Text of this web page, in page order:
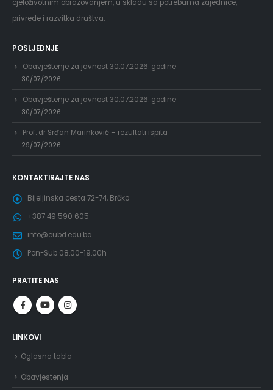
cjeloživotnim obrazovanjem, u skladu sa potrebama zajednice,
privrede i razvitka društva.
POSLJEDNJE
Obavještenje za javnost 30.07.2026. godine
30/07/2026
Obavještenje za javnost 30.07.2026. godine
30/07/2026
Prof. dr Srđan Marinković – rezultati ispita
29/07/2026
KONTAKTIRAJTE NAS
Bijeljinska cesta 72-74, Brčko
+387 49 590 605
info@eubd.edu.ba
Pon-Sub 08.00-19.00h
PRATITE NAS
LINKOVI
Oglasna tabla
Obavjestenja